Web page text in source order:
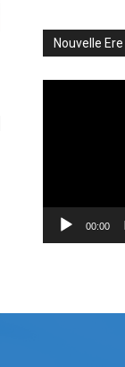
Nouvelle Ere
00:00